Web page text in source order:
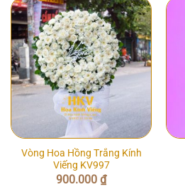
Vòng Hoa Hồng Trắng Kính
Viếng KV997
900.000 ₫